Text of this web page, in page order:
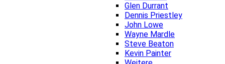
Glen Durrant
Dennis Priestley
John Lowe
Wayne Mardle
Steve Beaton
Kevin Painter